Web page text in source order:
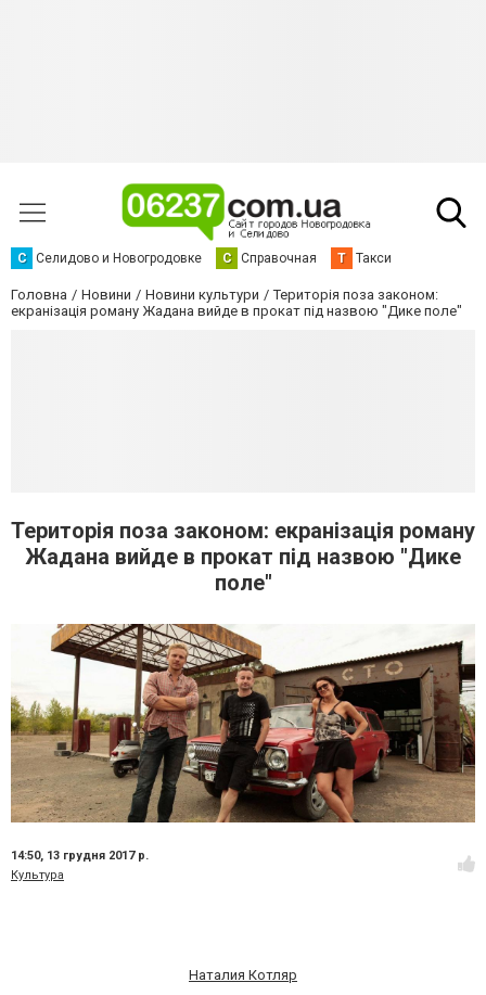
С Селидово и Новогродовке С Справочная Т Такси
Головна Новини Новини культури
Територія поза законом:
екранізація роману Жадана вийде в прокат під назвою "Дике поле"
Територія поза законом: екранізація роману
Жадана вийде в прокат під назвою "Дике
поле"
14:50, 13 грудня 2017 р.
Культура
Наталия Котляр